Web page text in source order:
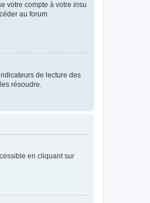
votre compte à votre insu
au forum
de lecture des
résoudre.
en cliquant sur